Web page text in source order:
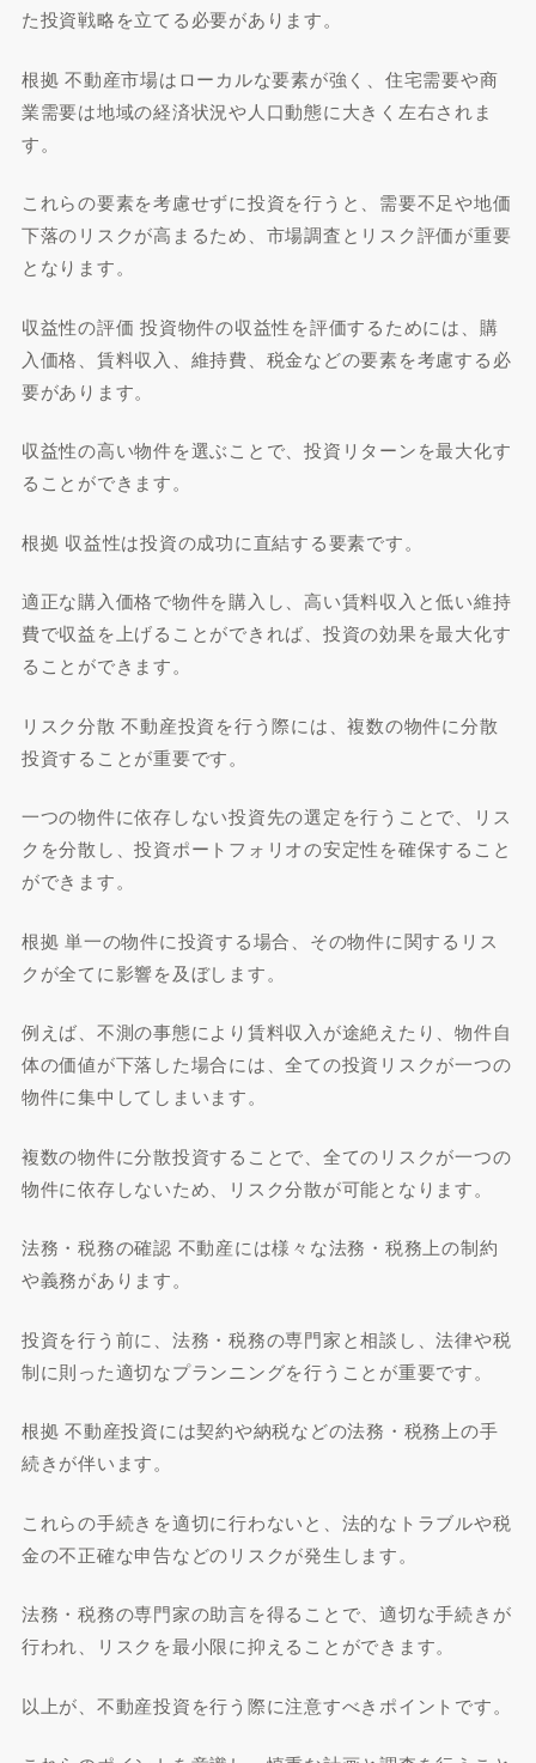
た投資戦略を立てる必要があります。
根拠 不動産市場はローカルな要素が強く、住宅需要や商
業需要は地域の経済状況や人口動態に大きく左右されま
す。
これらの要素を考慮せずに投資を行うと、需要不足や地価
下落のリスクが高まるため、市場調査とリスク評価が重要
となります。
収益性の評価 投資物件の収益性を評価するためには、購
入価格、賃料収入、維持費、税金などの要素を考慮する必
要があります。
収益性の高い物件を選ぶことで、投資リターンを最大化す
ることができます。
根拠 収益性は投資の成功に直結する要素です。
適正な購入価格で物件を購入し、高い賃料収入と低い維持
費で収益を上げることができれば、投資の効果を最大化す
ることができます。
リスク分散 不動産投資を行う際には、複数の物件に分散
投資することが重要です。
一つの物件に依存しない投資先の選定を行うことで、リス
クを分散し、投資ポートフォリオの安定性を確保すること
ができます。
根拠 単一の物件に投資する場合、その物件に関するリス
クが全てに影響を及ぼします。
例えば、不測の事態により賃料収入が途絶えたり、物件自
体の価値が下落した場合には、全ての投資リスクが一つの
物件に集中してしまいます。
複数の物件に分散投資することで、全てのリスクが一つの
物件に依存しないため、リスク分散が可能となります。
法務・税務の確認 不動産には様々な法務・税務上の制約
や義務があります。
投資を行う前に、法務・税務の専門家と相談し、法律や税
制に則った適切なプランニングを行うことが重要です。
根拠 不動産投資には契約や納税などの法務・税務上の手
続きが伴います。
これらの手続きを適切に行わないと、法的なトラブルや税
金の不正確な申告などのリスクが発生します。
法務・税務の専門家の助言を得ることで、適切な手続きが
行われ、リスクを最小限に抑えることができます。
以上が、不動産投資を行う際に注意すべきポイントです。